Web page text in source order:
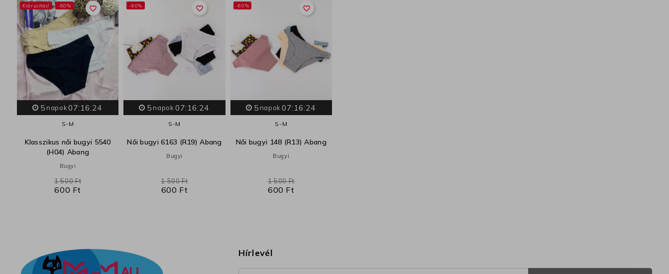
favorite_border
Kiárusítás! -60%
5napok 07:16:23
S-M
Klasszikus női bugyi 5540
(H04) Abang
Bugyi
600 Ft
1 500 Ft
favorite_border
-60%
5 napok 07:16:23
S-M
Női bugyi 6163 (R19) Abang
Bugyi
600 Ft
1 500 Ft
favorite_border
-60%
5napok 07:16:23
S-M
Női bugyi 148 (R13) Abang
Bugyi
600 Ft
1 500 Ft
Hírlevél